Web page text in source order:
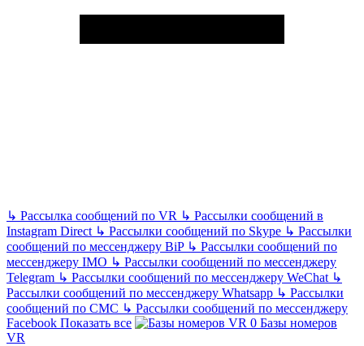
↳ Рассылка сообщений по VR ↳ Рассылки сообщений в
Instagram Direct ↳ Рассылки сообщений по Skype ↳ Рассылки
сообщений по мессенджеру BiP ↳ Рассылки сообщений по
мессенджеру IMO ↳ Рассылки сообщений по мессенджеру
Telegram ↳ Рассылки сообщений по мессенджеру WeChat ↳
Рассылки сообщений по мессенджеру Whatsapp ↳ Рассылки
сообщений по СМС ↳ Рассылки сообщений по мессенджеру
Facebook Показать все
Базы номеров
VR